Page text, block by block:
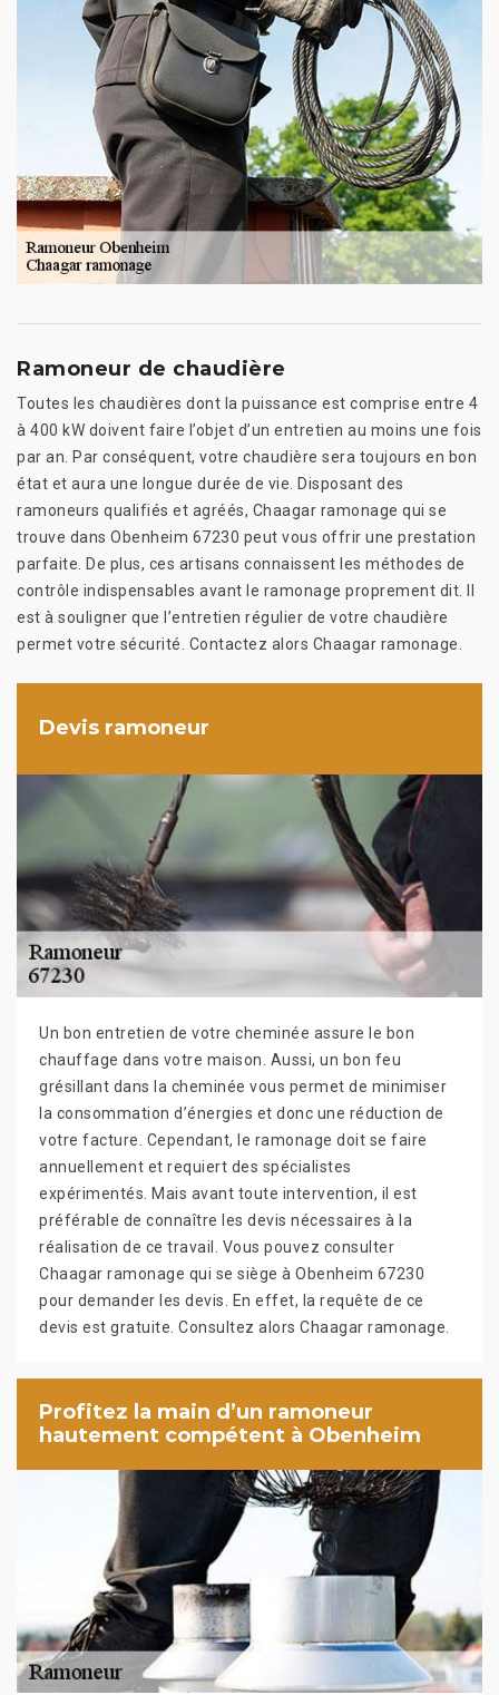
Ramoneur de chaudière
Toutes les chaudières dont la puissance est comprise entre 4
à 400 kW doivent faire l’objet d’un entretien au moins une fois
par an. Par conséquent, votre chaudière sera toujours en bon
état et aura une longue durée de vie. Disposant des
ramoneurs qualifiés et agréés, Chaagar ramonage qui se
trouve dans Obenheim 67230 peut vous offrir une prestation
parfaite. De plus, ces artisans connaissent les méthodes de
contrôle indispensables avant le ramonage proprement dit. Il
est à souligner que l’entretien régulier de votre chaudière
permet votre sécurité. Contactez alors Chaagar ramonage.
Devis ramoneur
Un bon entretien de votre cheminée assure le bon
chauffage dans votre maison. Aussi, un bon feu
grésillant dans la cheminée vous permet de minimiser
la consommation d’énergies et donc une réduction de
votre facture. Cependant, le ramonage doit se faire
annuellement et requiert des spécialistes
expérimentés. Mais avant toute intervention, il est
préférable de connaître les devis nécessaires à la
réalisation de ce travail. Vous pouvez consulter
Chaagar ramonage qui se siège à Obenheim 67230
pour demander les devis. En effet, la requête de ce
devis est gratuite. Consultez alors Chaagar ramonage.
Profitez la main d’un ramoneur
hautement compétent à Obenheim